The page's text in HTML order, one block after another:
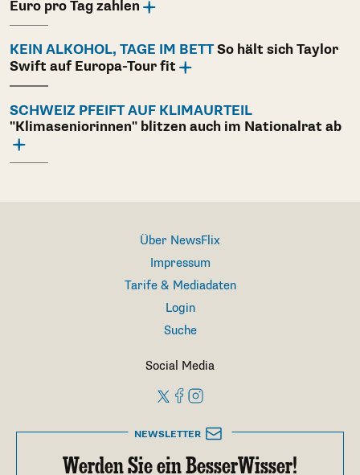
Euro pro Tag zahlen
KEIN ALKOHOL, TAGE IM BETTSo hält sich Taylor
Swift auf Europa-Tour fit
SCHWEIZ PFEIFT AUF KLIMAURTEIL
"Klimaseniorinnen" blitzen auch im Nationalrat ab
Über NewsFlix
Impressum
Tarife & Mediadaten
Login
Suche
Social Media
NEWSLETTER
Werden Sie ein BesserWisser!